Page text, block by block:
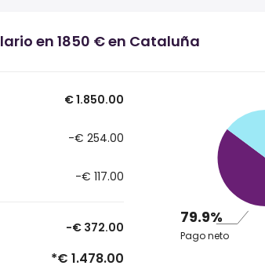
en 1850 € en Cataluña
€ 1.850.00
-€ 254.00
-€ 117.00
-€ 372.00
*€ 1.478.00
79.9%
Pago neto